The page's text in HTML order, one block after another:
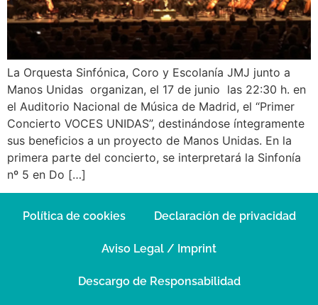
La Orquesta Sinfónica, Coro y Escolanía JMJ junto a
Manos Unidas organizan, el 17 de junio las 22:30 h. en
el Auditorio Nacional de Música de Madrid, el “Primer
Concierto VOCES UNIDAS”, destinándose íntegramente
sus beneficios a un proyecto de Manos Unidas. En la
primera parte del concierto, se interpretará la Sinfonía
nº 5 en Do […]
Política de cookies Declaración de privacidad
Aviso Legal / Imprint
Descargo de Responsabilidad